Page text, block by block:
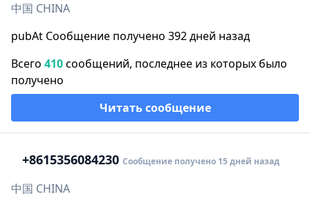
中国 CHINA
pubAt Сообщение получено 392 дней назад
Всего 410сообщений, последнее из которых было
получено
Читать сообщение
+8615356084230 Сообщение получено 15 дней назад
中国 CHINA